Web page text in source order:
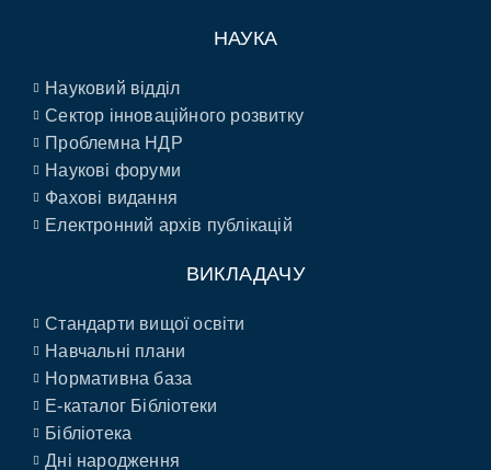
НАУКА
Науковий відділ
Сектор інноваційного розвитку
Проблемна НДР
Наукові форуми
Фахові видання
Електронний архів публікацій
ВИКЛАДАЧУ
Стандарти вищої освіти
Навчальні плани
Нормативна база
E-каталог Бібліотеки
Бібліотека
Дні народження